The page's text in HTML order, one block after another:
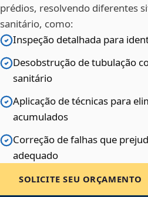
prédios, resolvendo diferentes
sanitário, como:
Inspeção detalhada para
Desobstrução de tubulação
sanitário
Aplicação de técnicas para
acumulados
Correção de falhas que
adequado
SOLICITE SEU ORÇAMENTO